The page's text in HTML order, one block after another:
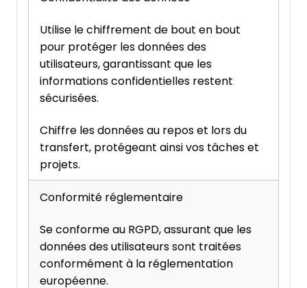
Utilise le chiffrement de bout en bout
pour protéger les données des
utilisateurs, garantissant que les
informations confidentielles restent
sécurisées.
Chiffre les données au repos et lors du
transfert, protégeant ainsi vos tâches et
projets.
Conformité réglementaire
Se conforme au RGPD, assurant que les
données des utilisateurs sont traitées
conformément à la réglementation
européenne.